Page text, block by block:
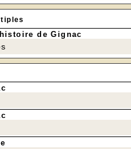
de Gignac